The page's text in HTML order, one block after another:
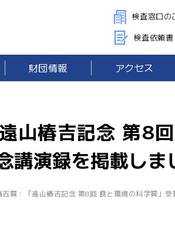
検査窓口の
検査依頼書
財団情報 アクセス
山椿吉記念 第8
講演録を掲載しま
吉賞：「遠山椿吉記念 第8回 食と環境の科学賞」